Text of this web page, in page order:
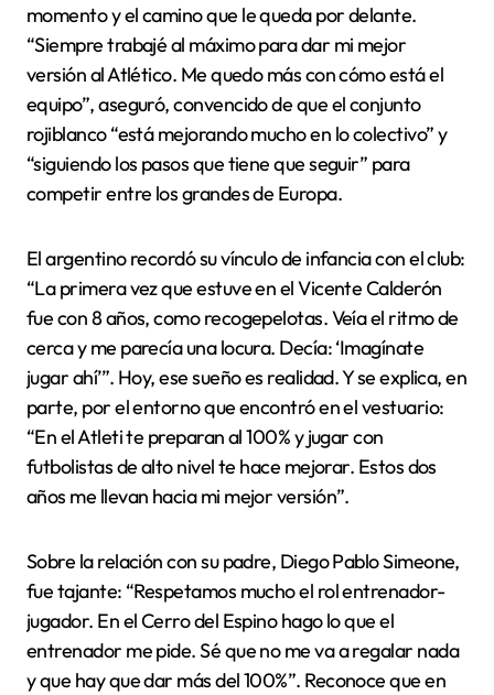
momento y el camino que le queda por delante.
“Siempre trabajé al máximo para dar mi mejor
versión al Atlético. Me quedo más con cómo está el
equipo”, aseguró, convencido de que el conjunto
rojiblanco “está mejorando mucho en lo colectivo” y
“siguiendo los pasos que tiene que seguir” para
competir entre los grandes de Europa.
El argentino recordó su vínculo de infancia con el club:
“La primera vez que estuve en el Vicente Calderón
fue con 8 años, como recogepelotas. Veía el ritmo de
cerca y me parecía una locura. Decía: ‘Imagínate
jugar ahí’”. Hoy, ese sueño es realidad. Y se explica, en
parte, por el entorno que encontró en el vestuario:
“En el Atleti te preparan al 100% y jugar con
futbolistas de alto nivel te hace mejorar. Estos dos
años me llevan hacia mi mejor versión”.
Sobre la relación con su padre, Diego Pablo Simeone,
fue tajante: “Respetamos mucho el rol entrenador-
jugador. En el Cerro del Espino hago lo que el
entrenador me pide. Sé que no me va a regalar nada
y que hay que dar más del 100%”. Reconoce que en